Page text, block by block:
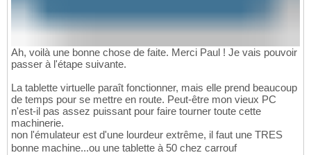
Ah, voilà une bonne chose de faite. Merci Paul ! Je vais pouvoir
passer à l'étape suivante.
La tablette virtuelle paraît fonctionner, mais elle prend beaucoup
de temps pour se mettre en route. Peut-être mon vieux PC
n'est-il pas assez puissant pour faire tourner toute cette
machinerie.
non l'émulateur est d'une lourdeur extrême, il faut une TRES
bonne machine...ou une tablette à 50 chez carrouf